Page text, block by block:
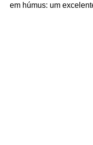
em húmus: um